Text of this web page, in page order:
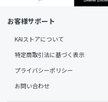
お客様サポート
KAIストアについて
特定商取引法に基づく表示
プライバシーポリシー
お問い合わせ